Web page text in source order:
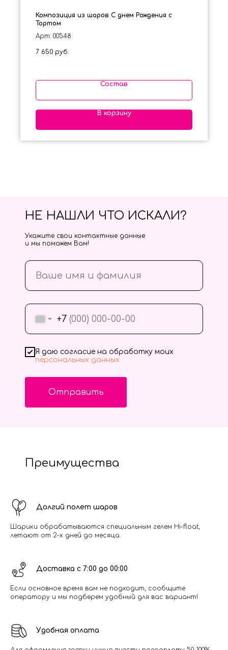
Композиция из шаров С днем Рождения с
Тортом
Арт: 00548
7 650 руб.
Состав
В корзину
+7
Я даю согласие на обработку моих
персональных данных
Отправить
НЕ НАШЛИ ЧТО ИСКАЛИ?
Укажите свои контактные данные
и мы поможем Вам!
Преимущества
Долгий полет шаров
Шарики обрабатываются специальным гелем Hi-float,
летают от 2-х дней до месяца.
Доставка с 7:00 до 00:00
Если основное время вам не подходит, сообщите
оператору и мы подберем удобный для вас вариант!
Удобная оплата